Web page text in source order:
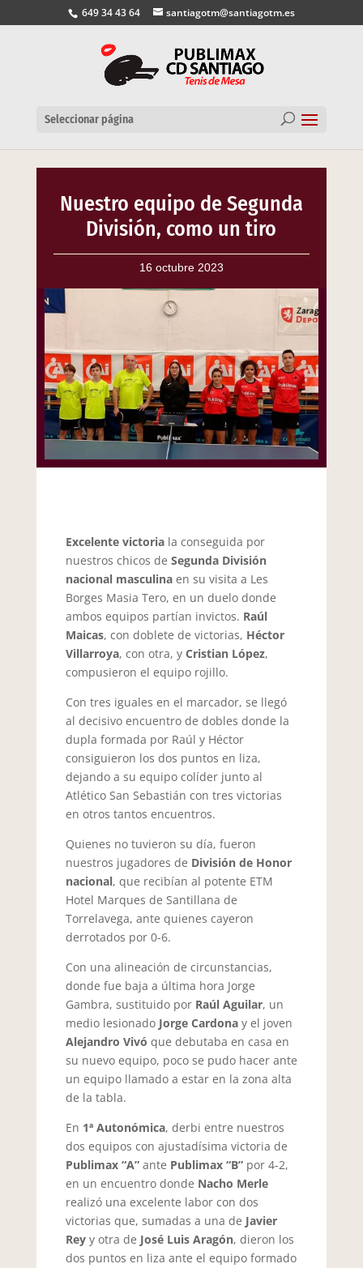
649 34 43 64 santiagotm@santiagotm.es
Seleccionar página
Nuestro equipo de Segunda
División, como un tiro
16 octubre 2023
Excelente victoriala conseguida por
nuestros chicos de Segunda División
nacional masculinaen su visita a Les
Borges Masia Tero, en un duelo donde
ambos equipos partían invictos. Raúl
Maicas, con doblete de victorias, Héctor
Villarroya, con otra, y Cristian López,
compusieron el equipo rojillo.
Con tres iguales en el marcador, se llegó
al decisivo encuentro de dobles donde la
dupla formada por Raúl y Héctor
consiguieron los dos puntos en liza,
dejando a su equipo colíder junto al
Atlético San Sebastián con tres victorias
en otros tantos encuentros.
Quienes no tuvieron su día, fueron
nuestros jugadores de División de Honor
nacional, que recibían al potente ETM
Hotel Marques de Santillana de
Torrelavega, ante quienes cayeron
derrotados por 0-6.
Con una alineación de circunstancias,
donde fue baja a última hora Jorge
Gambra, sustituido por Raúl Aguilar, un
medio lesionado Jorge Cardonay el joven
Alejandro Vivó que debutaba en casa en
su nuevo equipo, poco se pudo hacer ante
un equipo llamado a estar en la zona alta
de la tabla.
En 1ª Autonómica, derbi entre nuestros
dos equipos con ajustadísima victoria de
Publimax “A”ante Publimax “B”por 4-2,
en un encuentro donde Nacho Merle
realizó una excelente labor con dos
victorias que, sumadas a una de Javier
Reyy otra de José Luis Aragón, dieron los
dos puntos en liza ante el equipo formado